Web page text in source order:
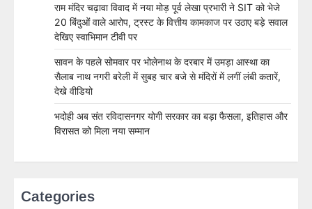
राम मंदिर चढ़ावा विवाद में नया मोड़ पूर्व लेखा प्रभारी ने SIT को भेजे
20 बिंदुओं वाले आरोप, ट्रस्ट के वित्तीय कामकाज पर उठाए बड़े सवाल
देखिए स्वाभिमान टीवी पर
सावन के पहले सोमवार पर भोलेनाथ के दरबार में उमड़ा आस्था का
सैलाब नाथ नगरी बरेली में सुबह चार बजे से मंदिरों में लगीं लंबी कतारें,
देखे वीडियो
भदोही अब संत रविदासनगर योगी सरकार का बड़ा फैसला, इतिहास और
विरासत को मिला नया सम्मान
Categories